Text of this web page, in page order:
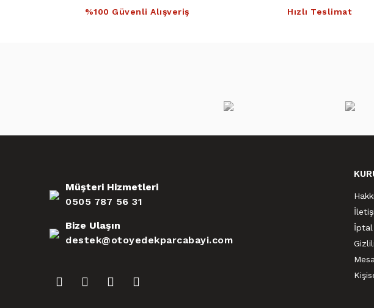
%100 Güvenli Alışveriş Hızlı Teslimat
Müşteri Hizmetleri
0505 787 56 31
Bize Ulaşın
destek@otoyedekparcabayi.com
İptal